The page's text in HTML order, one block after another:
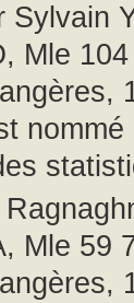
Sylvain
Mle
Mle 59